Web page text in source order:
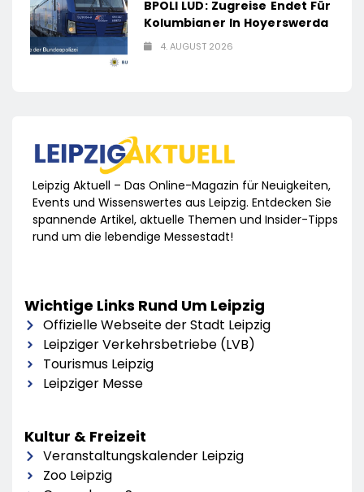
BPOLI LUD: Zugreise Endet Für
Kolumbianer In Hoyerswerda
4. AUGUST 2026
Leipzig Aktuell – Das Online-Magazin für Neuigkeiten,
Events und Wissenswertes aus Leipzig. Entdecken Sie
spannende Artikel, aktuelle Themen und Insider-Tipps
rund um die lebendige Messestadt!
Wichtige Links Rund Um Leipzig
Offizielle Webseite der Stadt Leipzig
Leipziger Verkehrsbetriebe (LVB)
Tourismus Leipzig
Leipziger Messe
Kultur & Freizeit
Veranstaltungskalender Leipzig
Zoo Leipzig